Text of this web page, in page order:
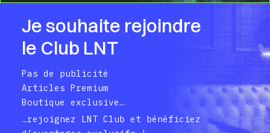
Je souhaite rejoindre
le Club LNT
Pas de publicité
Articles Premium
Boutique exclusive…
…rejoignez LNT Club et bénéficiez